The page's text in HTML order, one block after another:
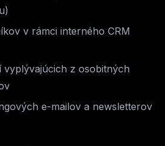
v rámci interného CRM
vyplývajúcich z osobitných
e-mailov a newsletterov